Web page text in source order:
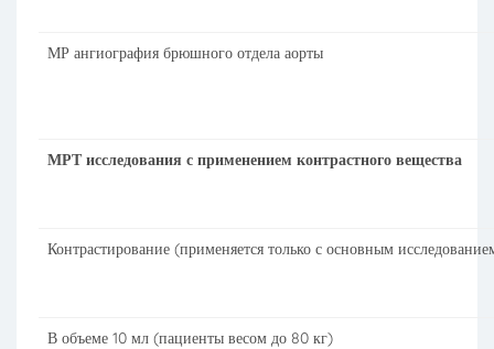
МР ангиография брюшного отдела аорты
МРТ исследования с применением контрастного вещества
Контрастирование (применяется только с основным
В объеме 10 мл (пациенты весом до 80 кг)